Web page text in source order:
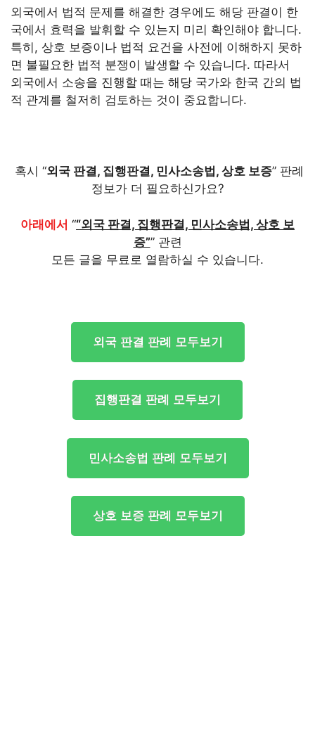
외국에서 법적 문제를 해결한 경우에도 해당 판결이 한
국에서 효력을 발휘할 수 있는지 미리 확인해야 합니다.
특히, 상호 보증이나 법적 요건을 사전에 이해하지 못하
면 불필요한 법적 분쟁이 발생할 수 있습니다. 따라서
외국에서 소송을 진행할 때는 해당 국가와 한국 간의 법
적 관계를 철저히 검토하는 것이 중요합니다.
혹시 “외국 판결, 집행판결, 민사소송법, 상호 보증” 판례
정보가 더 필요하신가요?
아래에서 ““외국 판결, 집행판결, 민사소송법, 상호 보
증”” 관련
모든 글을 무료로 열람하실 수 있습니다.
외국 판결 판례 모두보기
집행판결 판례 모두보기
민사소송법 판례 모두보기
상호 보증 판례 모두보기